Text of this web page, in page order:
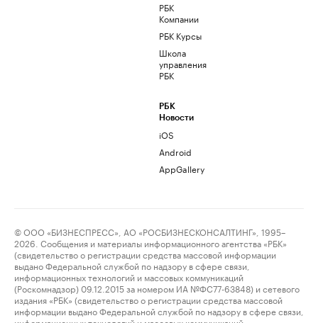
РБК
Компании
РБК Курсы
Школа
управления
РБК
РБК
Новости
iOS
Android
AppGallery
© ООО «БИЗНЕСПРЕСС», АО «РОСБИЗНЕСКОНСАЛТИНГ», 1995–
2026. Сообщения и материалы информационного агентства «РБК»
(свидетельство о регистрации средства массовой информации
выдано Федеральной службой по надзору в сфере связи,
информационных технологий и массовых коммуникаций
(Роскомнадзор) 09.12.2015 за номером ИА №ФС77-63848) и сетевого
издания «РБК» (свидетельство о регистрации средства массовой
информации выдано Федеральной службой по надзору в сфере связи,